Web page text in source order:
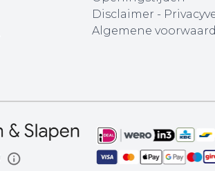
Disclaimer -
Algemene